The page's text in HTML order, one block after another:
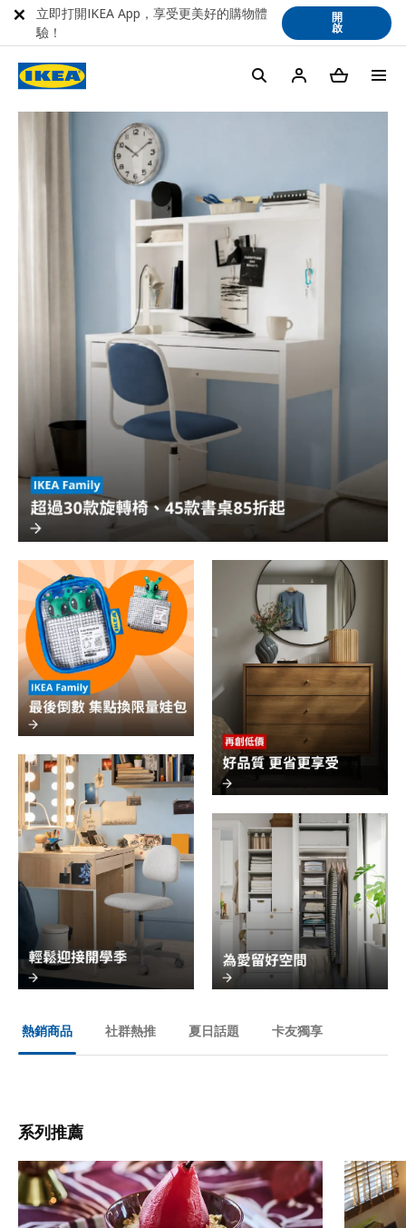
熱銷商品 社群熱推 夏日話題 卡友獨享
系列推薦
立即打開IKEA App，享受更美好的購物體
驗！
開
啟